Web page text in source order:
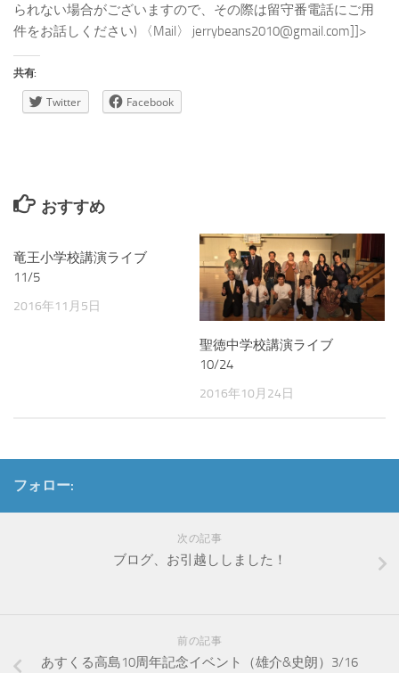
られない場合がございますので、その際は留守番電話にご用
件をお話しください) 〈Mail〉 jerrybeans2010@gmail.com]]>
共有:
Twitter Facebook
おすすめ
竜王小学校講演ライブ
11/5
2016年11月5日
聖徳中学校講演ライブ
10/24
2016年10月24日
フォロー:
次の記事
ブログ、お引越ししました！
前の記事
あすくる高島10周年記念イベント（雄介&史朗）3/16